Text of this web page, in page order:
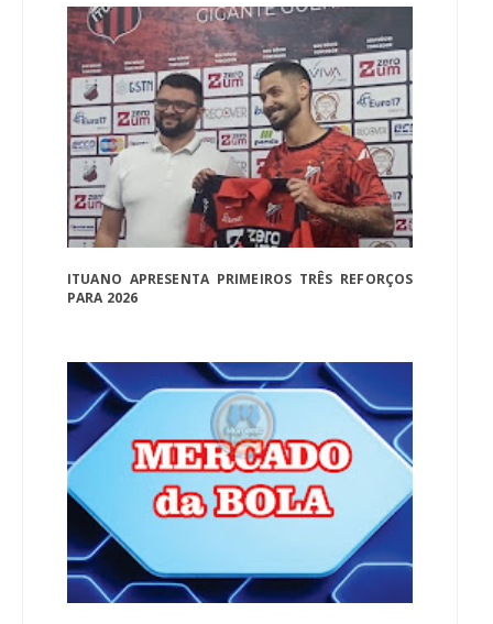
ITUANO APRESENTA PRIMEIROS TRÊS REFORÇOS
PARA 2026